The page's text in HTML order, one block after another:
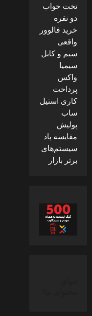
تخت خواب
دو نفره
خرید فالوور
واقعی
سیم و کابل
سیمیا
واکس
پرداخت
کاری استیل
ساب
پولیش
مقایسه پاد
سیستم‌های
برتر بازار